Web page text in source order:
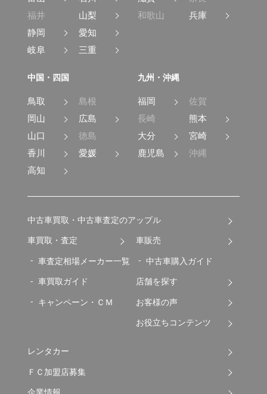
福井
山梨
静岡
愛知
岐阜
三重
和歌山
兵庫
中国・四国
鳥取
島根
岡山
広島
山口
徳島
香川
愛媛
高知
九州・沖縄
福岡
佐賀
長崎
熊本
大分
宮崎
鹿児島
沖縄
中古車買取・中古車査定のアップル
車買取・査定
車査定相場メーカー一覧
車買取ガイド
キャンペーン・ＣＭ
車販売
中古車購入ガイド
店舗を探す
お客様の声
お役立ちコンテンツ
レンタカー
ＦＣ加盟店募集